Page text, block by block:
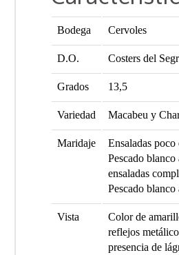
Bodega Cervoles
D.O. Costers del
Grados 13,5
Variedad Macabeu y
Maridaje
Ensaladas poco
Pescado blanco
ensaladas
Pescado
Vista
Color de
reflejos
presencia de